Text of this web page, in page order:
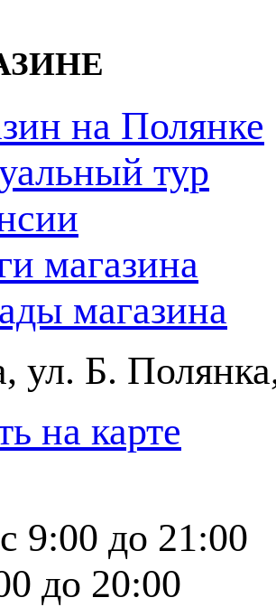
на Полянке
тур
магазина
магазина
ул. Б.
на карте
9:00 до 21:00
до 20:00